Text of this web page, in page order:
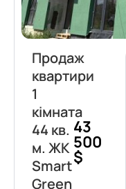
Продаж
квартири
1
кімната
44 кв.
м. ЖК
Smart
Green
43
500
$